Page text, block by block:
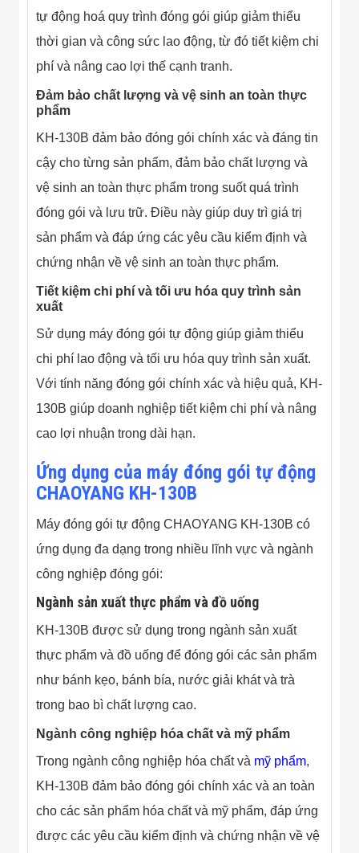
tự động hoá quy trình đóng gói giúp giảm thiểu
thời gian và công sức lao động, từ đó tiết kiệm chi
phí và nâng cao lợi thế cạnh tranh.
Đảm bảo chất lượng và vệ sinh an toàn thực
phẩm
KH-130B đảm bảo đóng gói chính xác và đáng tin
cậy cho từng sản phẩm, đảm bảo chất lượng và
vệ sinh an toàn thực phẩm trong suốt quá trình
đóng gói và lưu trữ. Điều này giúp duy trì giá trị
sản phẩm và đáp ứng các yêu cầu kiểm định và
chứng nhận về vệ sinh an toàn thực phẩm.
Tiết kiệm chi phí và tối ưu hóa quy trình sản
xuất
Sử dụng máy đóng gói tự động giúp giảm thiểu
chi phí lao động và tối ưu hóa quy trình sản xuất.
Với tính năng đóng gói chính xác và hiệu quả, KH-
130B giúp doanh nghiệp tiết kiệm chi phí và nâng
cao lợi nhuận trong dài hạn.
Ứng dụng của máy đóng gói tự động
CHAOYANG KH-130B
Máy đóng gói tự động CHAOYANG KH-130B có
ứng dụng đa dạng trong nhiều lĩnh vực và ngành
công nghiệp đóng gói:
Ngành sản xuất thực phẩm và đồ uống
KH-130B được sử dụng trong ngành sản xuất
thực phẩm và đồ uống để đóng gói các sản phẩm
như bánh kẹo, bánh bía, nước giải khát và trà
trong bao bì chất lượng cao.
Ngành công nghiệp hóa chất và mỹ phẩm
Trong ngành công nghiệp hóa chất và mỹ phẩm,
KH-130B đảm bảo đóng gói chính xác và an toàn
cho các sản phẩm hóa chất và mỹ phẩm, đáp ứng
được các yêu cầu kiểm định và chứng nhận về vệ